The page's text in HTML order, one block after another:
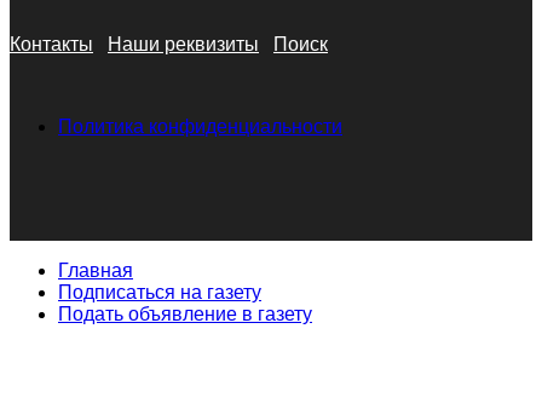
Контакты Наши реквизиты Поиск
Политика конфиденциальности
Главная
Подписаться на газету
Подать объявление в газету